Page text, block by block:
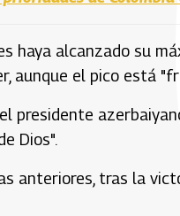
haya alcanzado su
aunque el pico está
presidente
Dios".
anteriores, tras la